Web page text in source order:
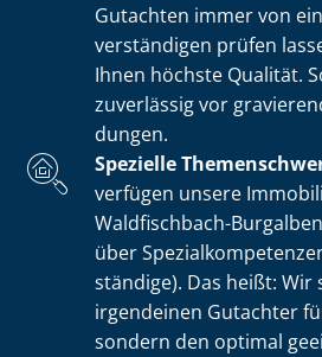
Gutachten immer von
ver­stän­di­gen prüfen
Ihnen höchste Qualität.
zuverlässig vor
dun­gen.
Spezielle
verfügen unsere
Waldfischbach-
über
stän­di­ge). Das heißt: Wir
irgendeinen Gutachter
sondern den optimal